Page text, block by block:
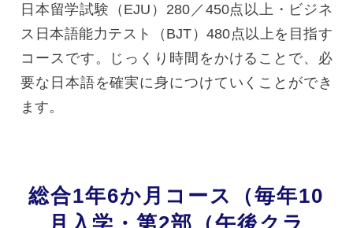
日本留学試験（EJU）280／450点以上・ビジネ
ス日本語能力テスト（BJT）480点以上を目指す
コースです。じっくり時間をかけることで、必
要な日本語を確実に身につけていくことができ
ます。
総合1年6か月コース（毎年10
月入学・第2部（午後クラ